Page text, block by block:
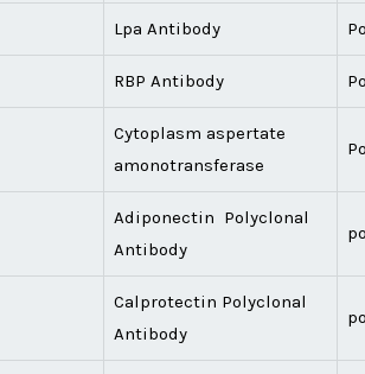
Lpa Antibody
RBP Antibody
Cytoplasm aspertate
amonotransferase
Adiponectin Polyclonal
Antibody
Calprotectin Polyclonal
Antibody